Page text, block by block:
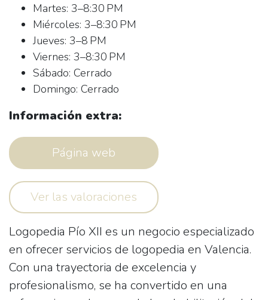
Martes: 3–8:30 PM
Miércoles: 3–8:30 PM
Jueves: 3–8 PM
Viernes: 3–8:30 PM
Sábado: Cerrado
Domingo: Cerrado
Información extra:
Página web
Ver las valoraciones
Logopedia Pío XII es un negocio especializado
en ofrecer servicios de logopedia en Valencia.
Con una trayectoria de excelencia y
profesionalismo, se ha convertido en una